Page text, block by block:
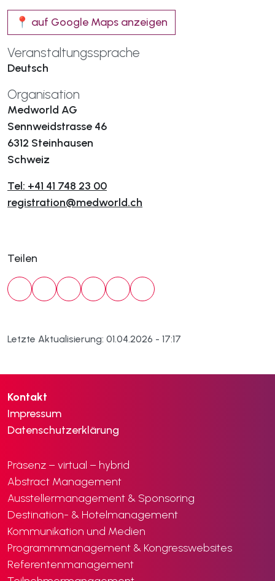
📍 auf Google Maps anzeigen
Veranstaltungssprache
Deutsch
Organisation
Medworld AG
Sennweidstrasse 46
6312 Steinhausen
Schweiz
Tel: +41 41 748 23 00
registration@medworld.ch
Teilen
Letzte Aktualisierung: 01.04.2026 - 17:17
Kontakt
Impressum
Datenschutzerklärung
Präsenz – virtual – hybrid
Abstract Management
Ausstellermanagement & Sponsoring
Destination- & Hotelmanagement
Kommunikation und Medien
Programmmanagement & Kongresswebsites
Referentenmanagement